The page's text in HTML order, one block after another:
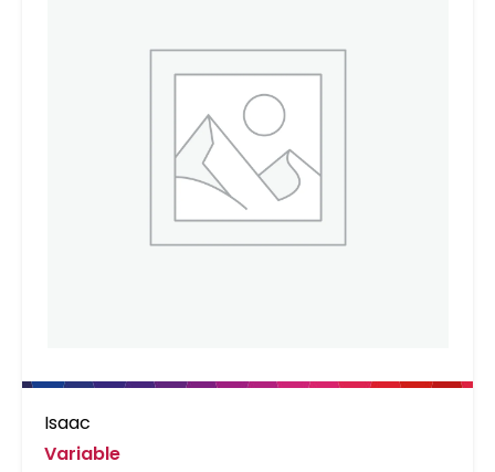
Isaac
Variable